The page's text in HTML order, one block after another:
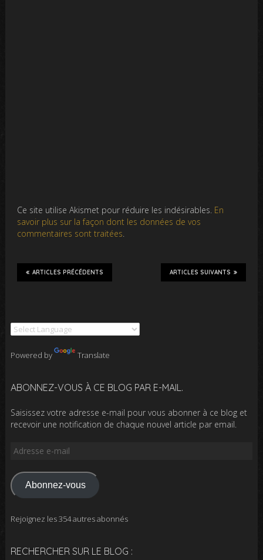
Ce site utilise Akismet pour réduire les indésirables. En
savoir plus sur la façon dont les données de vos
commentaires sont traitées.
ARTICLES SUIVANTS
ARTICLES PRÉCÉDENTS
Powered by Translate
ABONNEZ-VOUS À CE BLOG PAR E-MAIL.
Saisissez votre adresse e-mail pour vous abonner à ce blog et
recevoir une notification de chaque nouvel article par email.
Adresse
mail
Abonnez-vous
Rejoignez les 354 autres abonnés
RECHERCHER SUR LE BLOG :